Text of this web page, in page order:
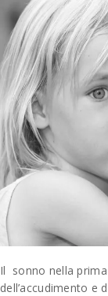
Il sonno nella
dell’accudimento e